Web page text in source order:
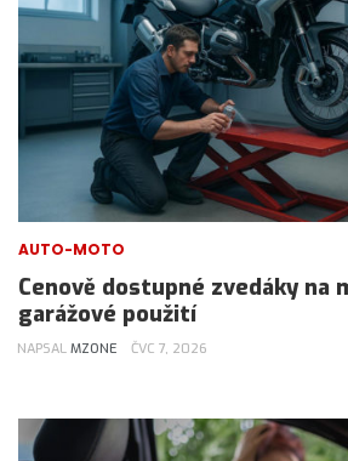
AUTO-MOTO
Cenově dostupné zvedáky na
garážové použití
NAPSAL MZONE ČVC 7, 2026